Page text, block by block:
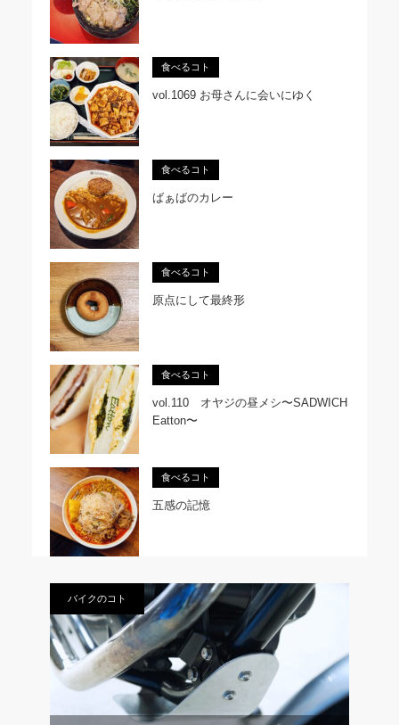
食べるコト
vol.1069 お母さんに会いにゆく
食べるコト
ばぁばのカレー
食べるコト
原点にして最終形
食べるコト
vol.110 オヤジの昼メシ〜SADWICH
Eatton〜
食べるコト
五感の記憶
バイクのコト